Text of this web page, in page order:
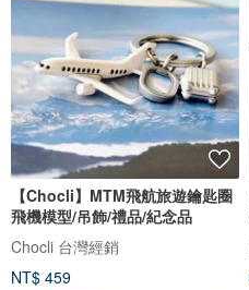
【Chocli】MTM飛航旅遊鑰匙圈
飛機模型/吊飾/禮品/紀念品
Chocli 台灣經銷
NT$ 459